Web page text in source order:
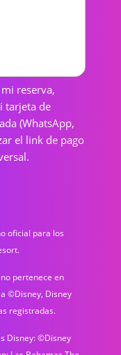
reserva,
tarjeta de
(WhatsApp,
el link de pago
oficial para los
pertenece en
©Disney, Disney
registradas.
Disney: ©Disney